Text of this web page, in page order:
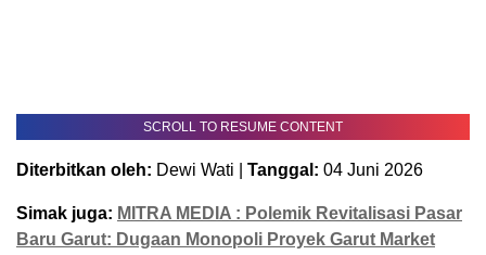
SCROLL TO RESUME CONTENT
Diterbitkan oleh: Dewi Wati | Tanggal: 04 Juni 2026
Simak juga: MITRA MEDIA : Polemik Revitalisasi Pasar
Baru Garut: Dugaan Monopoli Proyek Garut Market